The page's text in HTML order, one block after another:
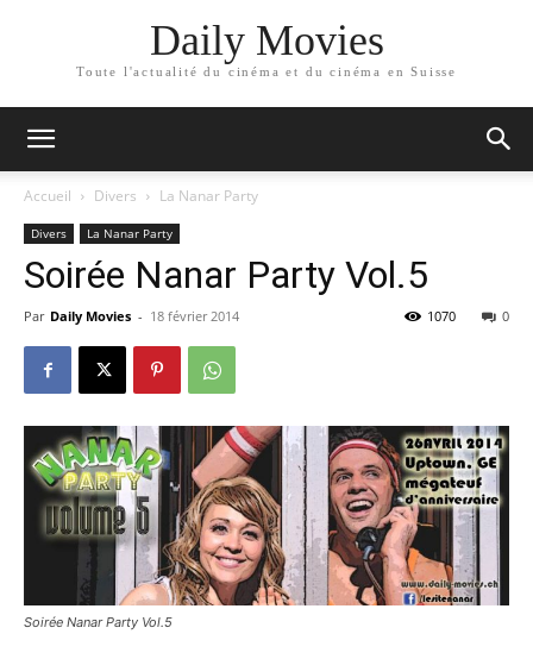
Daily Movies
Toute l'actualité du cinéma et du cinéma en Suisse
Accueil Divers La Nanar Party
Divers La Nanar Party
Soirée Nanar Party Vol.5
Par Daily Movies - 18 février 2014 0
1070
Soirée Nanar Party Vol.5